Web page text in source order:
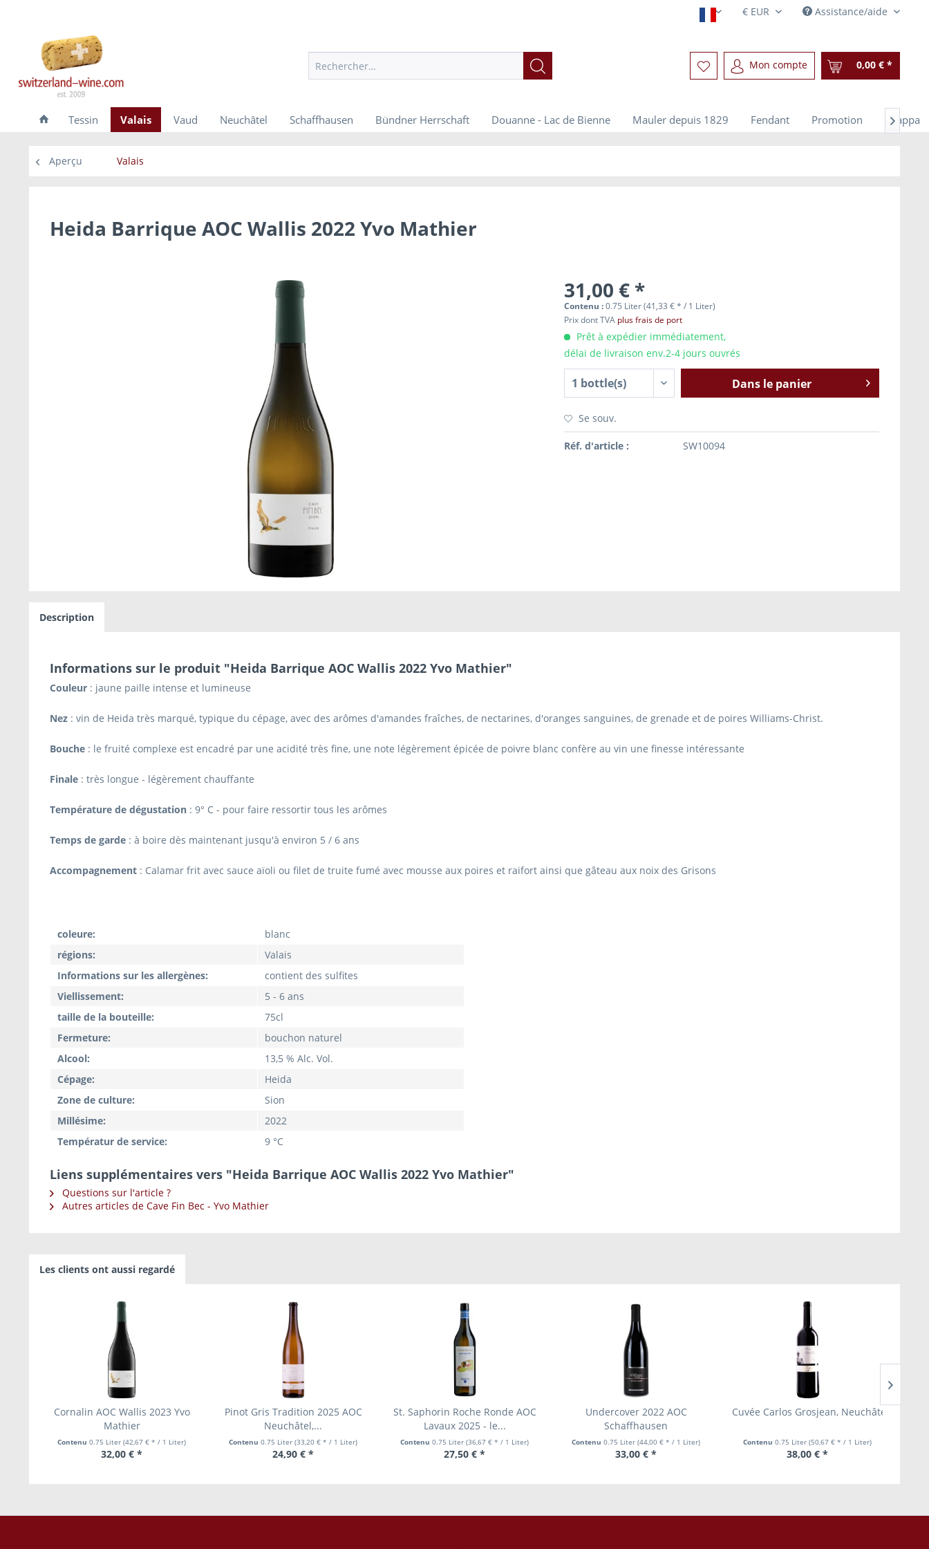
Französisch Assistance/aide
Mon compte 0,00 € *
Tessin Valais Vaud Neuchâtel Schaffhausen Bündner Herrschaft Douanne - Lac de Bienne Mauler depuis 1829 Fendant Promotion Grappa

Aperçu Valais
Heida Barrique AOC Wallis 2022 Yvo Mathier
31,00 € *
Contenu :0.75 Liter (41,33 € * / 1 Liter)
Prix dont TVA plus frais de port
Prêt à expédier immédiatement,
délai de livraison env.2-4 jours ouvrés
Dans le panier
Se souv.
Réf. d'article : SW10094
Description
Informations sur le produit "Heida Barrique AOC Wallis 2022 Yvo Mathier"
Couleur : jaune paille intense et lumineuse
Nez : vin de Heida très marqué, typique du cépage, avec des arômes d'amandes fraîches, de nectarines, d'oranges sanguines, de grenade et de poires Williams-Christ.
Bouche : le fruité complexe est encadré par une acidité très fine, une note légèrement épicée de poivre blanc confère au vin une finesse intéressante
Finale : très longue - légèrement chauffante
Température de dégustation : 9° C - pour faire ressortir tous les arômes
Temps de garde : à boire dès maintenant jusqu'à environ 5 / 6 ans
Accompagnement : Calamar frit avec sauce aïoli ou filet de truite fumé avec mousse aux poires et raifort ainsi que gâteau aux noix des Grisons
coleure:
blanc
régions:
Valais
Informations sur les allergènes:
contient des sulfites
Viellissement:
5 - 6 ans
taille de la bouteille:
75cl
Fermeture:
bouchon naturel
Alcool:
13,5 % Alc. Vol.
Cépage:
Heida
Zone de culture:
Sion
Millésime:
2022
Températur de service:
9 °C
Liens supplémentaires vers "Heida Barrique AOC Wallis 2022 Yvo Mathier"
Questions sur l'article ?
Autres articles de Cave Fin Bec - Yvo Mathier
Les clients ont aussi regardé
Cornalin AOC Wallis 2023 Yvo
Mathier
Contenu 0.75 Liter (42,67 € * / 1 Liter)
32,00 € *
Pinot Gris Tradition 2025 AOC
Neuchâtel,...
Contenu 0.75 Liter (33,20 € * / 1 Liter)
24,90 € *
St. Saphorin Roche Ronde AOC
Lavaux 2025 - le...
Contenu 0.75 Liter (36,67 € * / 1 Liter)
27,50 € *
Undercover 2022 AOC
Schaffhausen
Contenu 0.75 Liter (44,00 € * / 1 Liter)
33,00 € *
Cuvée Carlos Grosjean, Neuchâtel AOC,
Contenu 0.75 Liter (50,67 € * / 1 Liter)
38,00 € *